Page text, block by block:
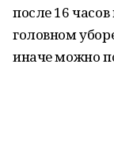
после 16
головном
иначе можно